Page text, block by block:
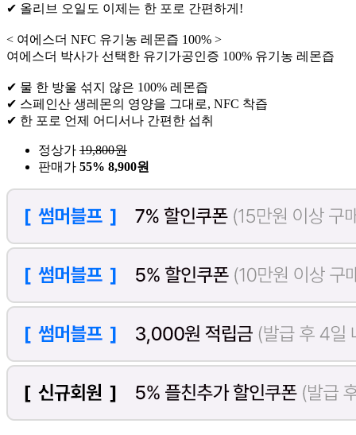
✔ 올리브 오일도 이제는 한 포로 간편하게!
< 여에스더 NFC 유기농 레몬즙 100% >
여에스더 박사가 선택한 유기가공인증 100% 유기농 레몬즙
✔ 물 한 방울 섞지 않은 100% 레몬즙
✔ 스페인산 생레몬의 영양을 그대로, NFC 착즙
✔ 한 포로 언제 어디서나 간편한 섭취
정상가 19,800원
판매가 55% 8,900원